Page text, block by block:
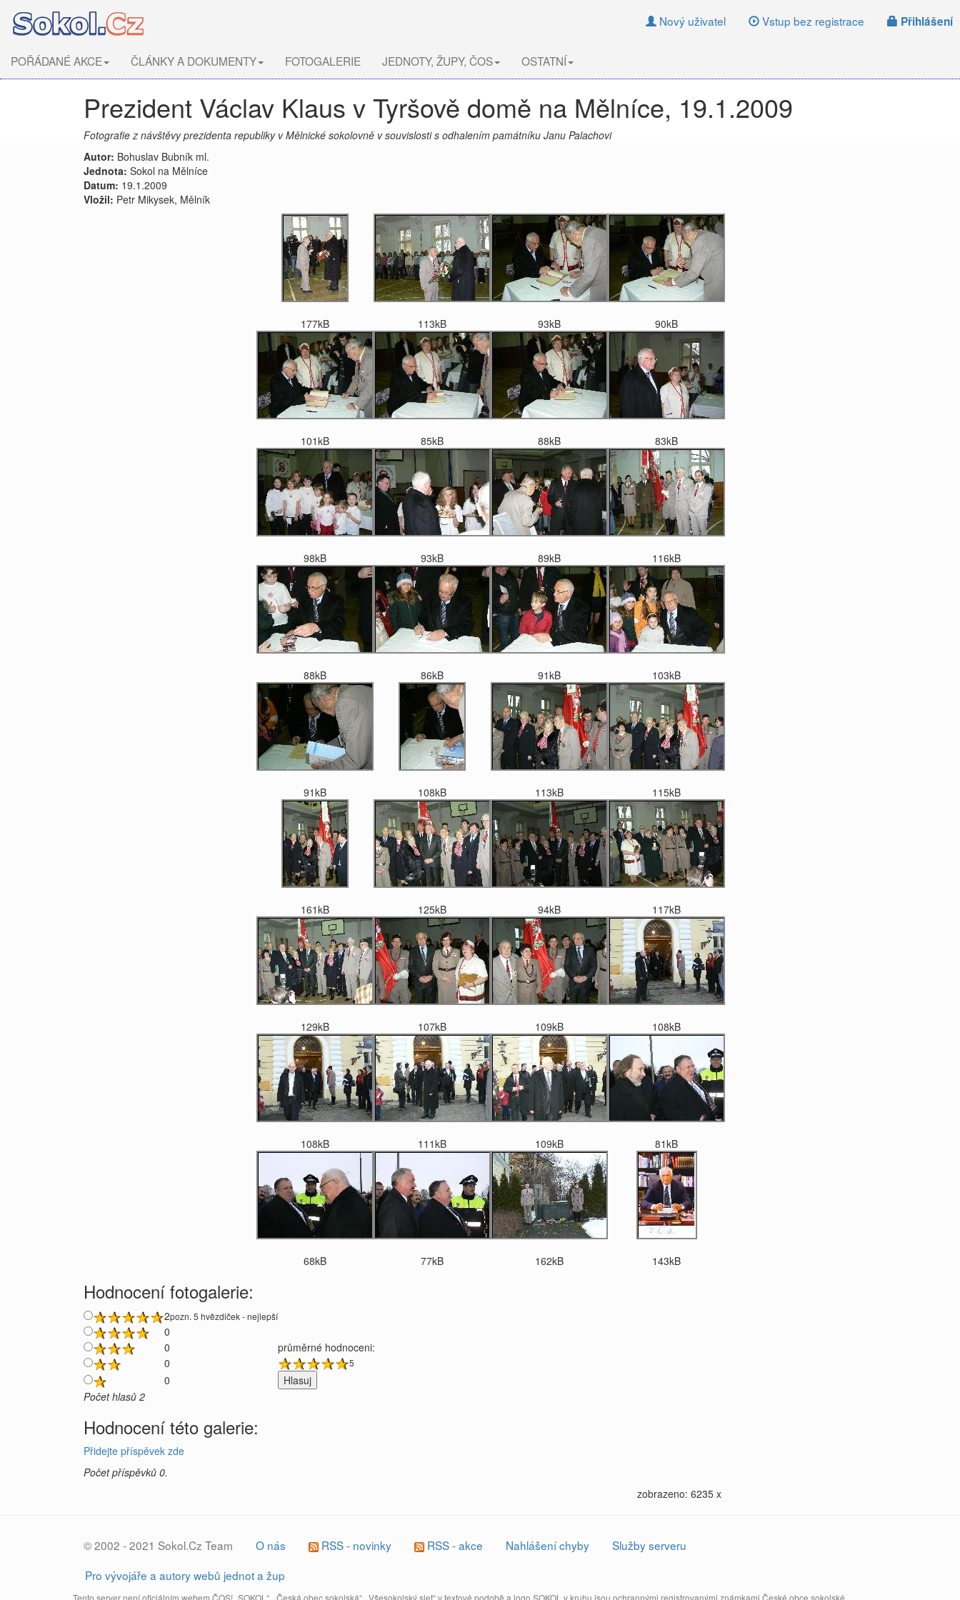
Nový uživatel Vstup bez registrace Přihlášení
POŘÁDANÉ AKCE ČLÁNKY A DOKUMENTY FOTOGALERIE JEDNOTY, ŽUPY, ČOS OSTATNÍ
Prezident Václav Klaus v Tyršově domě na Mělníce, 19.1.2009
Fotografie z návštěvy prezidenta republiky v Mělnické sokolovně v souvislosti s odhalením památníku Janu Palachovi
Autor: Bohuslav Bubník ml.
Jednota: Sokol na Mělníce
Datum: 19.1.2009
Vložil: Petr Mikysek, Mělník
177kB 113kB 93kB 90kB
101kB 85kB 88kB 83kB
98kB 93kB 89kB 116kB
88kB 86kB 91kB 103kB
91kB 108kB 113kB 115kB
161kB 125kB 94kB 117kB
129kB 107kB 109kB 108kB
108kB 111kB 109kB 81kB
68kB 77kB 162kB 143kB
Hodnocení fotogalerie:
2pozn. 5 hvězdiček - nejlepší
0
0
průměrné hodnoceni:
0
5
0
Počet hlasů 2
Hodnocení této galerie:
Přidejte příspěvek zde
Počet příspěvků 0.
zobrazeno: 6235 x
© 2002 - 2021 Sokol.Cz Team O nás RSS - novinky RSS - akce Nahlášení chyby
Služby serveru
Pro vývojáře a autory webů jednot a žup
Tento server není oficiálním webem ČOS! „SOKOL“, „Česká obec sokolská“, „Všesokolský slet“ v textové podobě a logo SOKOL v kruhu jsou ochrannými registrovanými známkami České obce sokolské.